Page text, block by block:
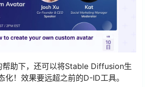
帮助下，还可以将Stable Diffusion生
化！效果要远超之前的D-ID工具。